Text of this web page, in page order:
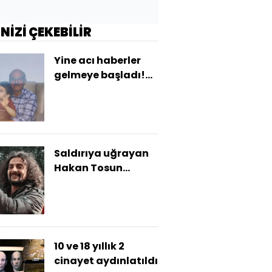
ÇEKEBİLİR
Yine acı haberler
gelmeye başladı!
Saldırıya uğrayan
Hakan Tosun
10 ve 18 yıllık 2
cinayet aydınlatıldı